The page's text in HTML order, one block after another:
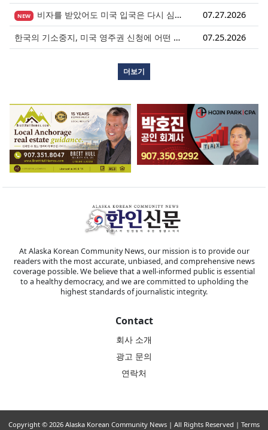
NEW 비자를 받았어도 미국 입국은 다시 심사받습니다.
07.27.2026
한국의 기소중지, 미국 영주권 신청에 어떤 영향을 미칠까?
07.25.2026
더보기
At Alaska Korean Community News, our mission is to provide our
readers with the most accurate, unbiased, and comprehensive news
coverage possible. We believe that a well-informed public is essential
to a healthy democracy, and we are committed to upholding the
highest standards of journalistic integrity.
Contact
회사 소개
광고 문의
연락처
Copyright © 2026 Alaska Korean Community News | All Rights Reserved | Terms